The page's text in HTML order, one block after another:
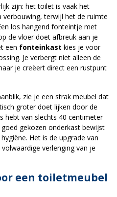
zijn: het toilet is vaak het
verbouwing, terwijl het de ruimte
los hangend fonteintje met
de vloer doet afbreuk aan je
een fonteinkast kies je voor
Je verbergt niet alleen de
je creëert direct een rustpunt
zie je een strak meubel dat
groter doet lijken door de
hebt van slechts 40 centimeter
gekozen onderkast bewijst
Het is de upgrade van
verlenging van je
een toiletmeubel